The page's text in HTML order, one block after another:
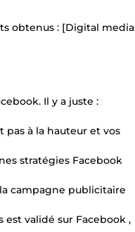
obtenus : [Digital media
Il y a juste :
à la hauteur et vos
stratégies Facebook
campagne publicitaire
validé sur Facebook ,